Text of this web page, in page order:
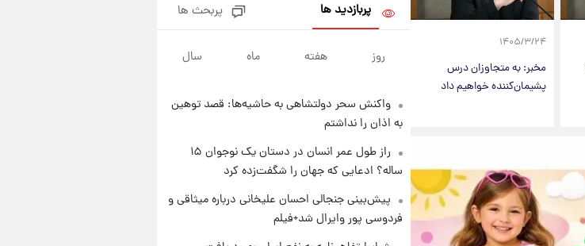
۱۴۰۵/۳/۲۴
مخبر: به متجاوزان درس
پشیمان‌کننده خواهیم داد
سیگنال‌های جدید برای بازار طلا؛
پیش‌بینی قیمت سکه و طلا فردا
۱ روز پیش
ماه ۱۴۰۵
۱ روز پیش
مرداد ۱۴۰۵
پربازدید ها پربحث ها
روز هفته ماه سال
واکنش سحر دولتشاهی به حاشیه‌ها: قصد توهین
به اذان را نداشتم
راز طول عمر انسان در دستان یک نوجوان ۱۵
ساله؟ ادعایی که جهان را شگفت‌زده کرد
پیش‌بینی جنجالی احسان علیخانی درباره میثاقی و
فردوسی پور وایرال شد+فیلم